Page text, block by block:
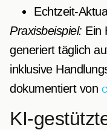
Echtzeit-
Praxisbeispiel: Ein
generiert täglich
inklusive
dokumentiert von
KI-